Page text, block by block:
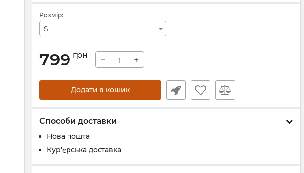
Розмір:
S
799 грн − +
Додати в кошик
Способи доставки
Нова пошта
Кур'єрська доставка